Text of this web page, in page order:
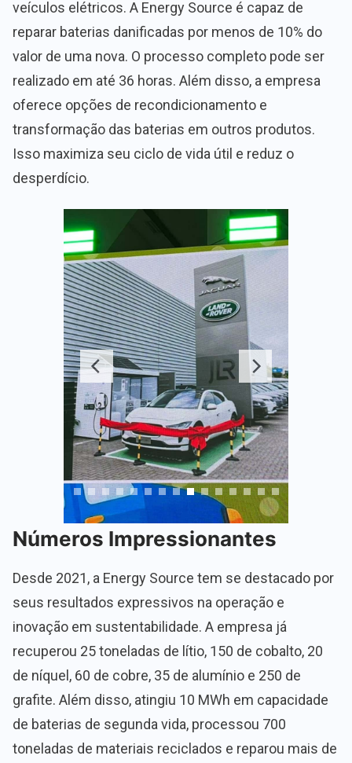
veículos elétricos. A Energy Source é capaz de
reparar baterias danificadas por menos de 10% do
valor de uma nova. O processo completo pode ser
realizado em até 36 horas. Além disso, a empresa
oferece opções de recondicionamento e
transformação das baterias em outros produtos.
Isso maximiza seu ciclo de vida útil e reduz o
desperdício.
Números Impressionantes
Desde 2021, a Energy Source tem se destacado por
seus resultados expressivos na operação e
inovação em sustentabilidade. A empresa já
recuperou 25 toneladas de lítio, 150 de cobalto, 20
de níquel, 60 de cobre, 35 de alumínio e 250 de
grafite. Além disso, atingiu 10 MWh em capacidade
de baterias de segunda vida, processou 700
toneladas de materiais reciclados e reparou mais de